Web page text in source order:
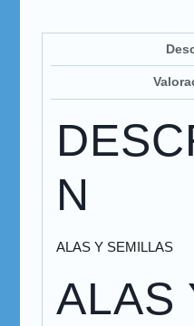
N
ALAS Y SEMILLAS
ALAS